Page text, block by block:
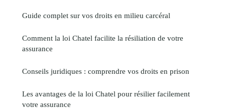
Guide complet sur vos droits en milieu carcéral
Comment la loi Chatel facilite la résiliation de votre
assurance
Conseils juridiques : comprendre vos droits en prison
Les avantages de la loi Chatel pour résilier facilement
votre assurance